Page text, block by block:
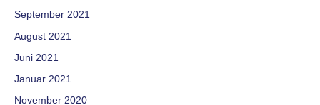
September 2021
August 2021
Juni 2021
Januar 2021
November 2020